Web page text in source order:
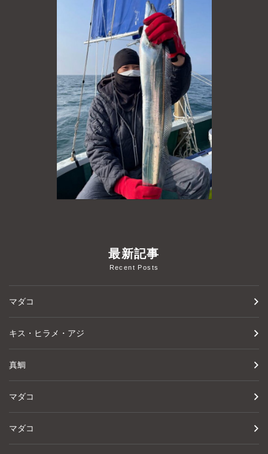
プライバシーポリシー
お問い合わせ
最新記事
Recent Posts
マダコ
キス・ヒラメ・アジ
真鯛
マダコ
マダコ